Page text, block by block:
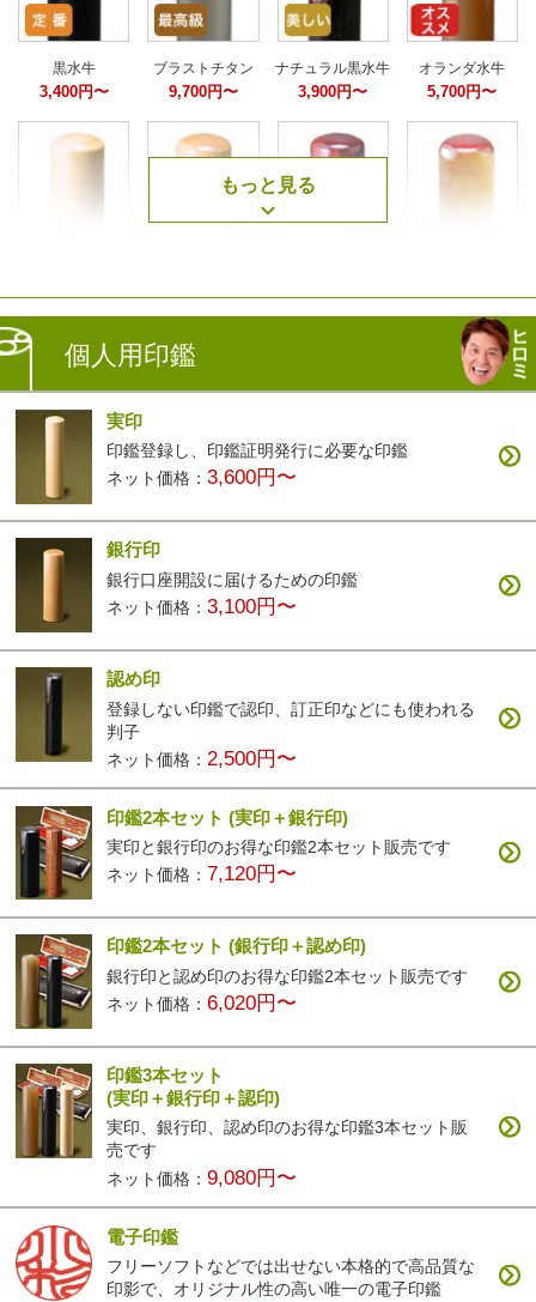
もっと見る
黒水牛
3,400円〜
ブラストチタン
9,700円〜
ナチュラル黒水牛
3,900円〜
オランダ水牛
5,700円〜
黒檀
カラフル印鑑
4,200円〜 2,500円〜
彩華(ブラウン)
彩華(ベージュ)
3,400円〜
個人用印鑑
実印
印鑑登録し、印鑑証明発行に必要な印鑑
ネット価格：3,600円〜
銀行印
銀行口座開設に届けるための印鑑
ネット価格：3,100円〜
認め印
登録しない印鑑で認印、訂正印などにも使われる
判子
ネット価格： 2,500円〜
印鑑2本セット(実印＋銀行印)
実印と銀行印のお得な印鑑2本セット販売です
ネット価格： 7,120円〜
印鑑2本セット(銀行印＋認め印)
銀行印と認め印のお得な印鑑2本セット販売です
ネット価格：6,020円〜
印鑑3本セット
(実印＋銀行印＋認印)
実印、銀行印、認め印のお得な印鑑3本セット販
売です
ネット価格：9,080円〜
電子印鑑
フリーソフトなどでは出せない本格的で高品質な
印影で、オリジナル性の高い唯一の電子印鑑